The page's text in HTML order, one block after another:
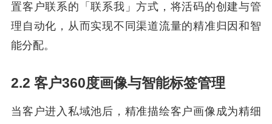
置客户联系的「联系我」方式，将活码的创建与管
理自动化，从而实现不同渠道流量的精准归因和智
能分配。
2.2 客户360度画像与智能标签管理
当客户进入私域池后，精准描绘客户画像成为精细